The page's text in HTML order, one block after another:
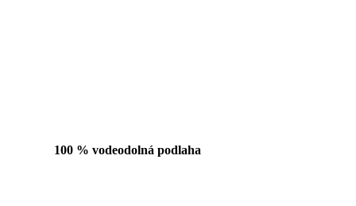
100 % vodeodolná podlaha